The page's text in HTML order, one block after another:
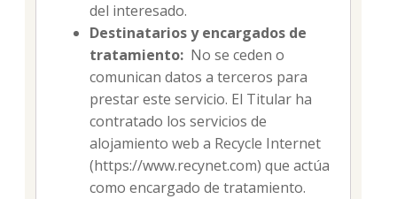
del interesado.
Destinatarios y encargados de
tratamiento: No se ceden o
comunican datos a terceros para
prestar este servicio. El Titular ha
contratado los servicios de
alojamiento web a Recycle Internet
(https://www.recynet.com) que actúa
como encargado de tratamiento.